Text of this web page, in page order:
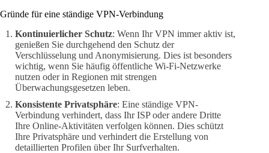
Gründe für eine ständige VPN-Verbindung
Kontinuierlicher Schutz: Wenn Ihr VPN immer aktiv ist,
genießen Sie durchgehend den Schutz der
Verschlüsselung und Anonymisierung. Dies ist besonders
wichtig, wenn Sie häufig öffentliche Wi-Fi-Netzwerke
nutzen oder in Regionen mit strengen
Überwachungsgesetzen leben.
Konsistente Privatsphäre: Eine ständige VPN-
Verbindung verhindert, dass Ihr ISP oder andere Dritte
Ihre Online-Aktivitäten verfolgen können. Dies schützt
Ihre Privatsphäre und verhindert die Erstellung von
detaillierten Profilen über Ihr Surfverhalten.